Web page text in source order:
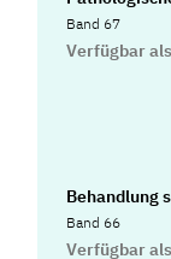
Band 67
Verfügbar
Behandlung
Band 66
Verfügbar